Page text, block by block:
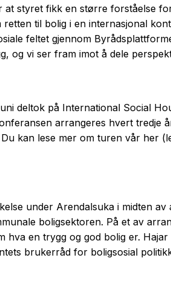
styret fikk en større forståelse
til bolig i en internasjonal
feltet gjennom
og vi ser fram imot å dele
deltok på International Social
arrangeres hvert tredje
kan lese mer om turen vår her
under Arendalsuka i midten av
boligsektoren. På et av
hva en trygg og god bolig er.
brukerråd for boligsosial